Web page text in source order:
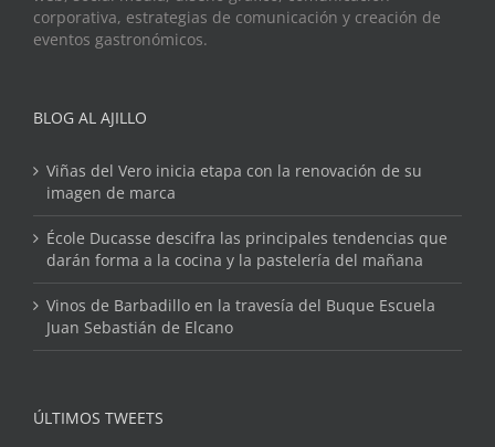
corporativa, estrategias de comunicación y creación de
eventos gastronómicos.
BLOG AL AJILLO
Viñas del Vero inicia etapa con la renovación de su
imagen de marca
École Ducasse descifra las principales tendencias que
darán forma a la cocina y la pastelería del mañana
Vinos de Barbadillo en la travesía del Buque Escuela
Juan Sebastián de Elcano
ÚLTIMOS TWEETS